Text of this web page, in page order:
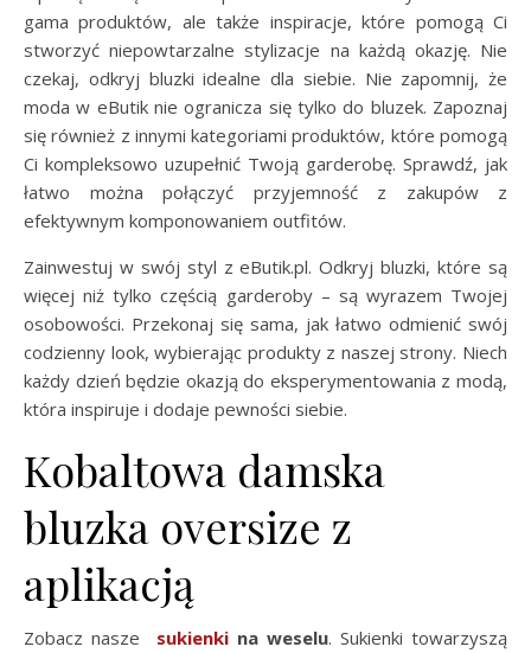
gama produktów, ale także inspiracje, które pomogą Ci
stworzyć niepowtarzalne stylizacje na każdą okazję. Nie
czekaj, odkryj bluzki idealne dla siebie. Nie zapomnij, że
moda w eButik nie ogranicza się tylko do bluzek. Zapoznaj
się również z innymi kategoriami produktów, które pomogą
Ci kompleksowo uzupełnić Twoją garderobę. Sprawdź, jak
łatwo można połączyć przyjemność z zakupów z
efektywnym komponowaniem outfitów.
Zainwestuj w swój styl z eButik.pl. Odkryj bluzki, które są
więcej niż tylko częścią garderoby – są wyrazem Twojej
osobowości. Przekonaj się sama, jak łatwo odmienić swój
codzienny look, wybierając produkty z naszej strony. Niech
każdy dzień będzie okazją do eksperymentowania z modą,
która inspiruje i dodaje pewności siebie.
Kobaltowa damska
bluzka oversize z
aplikacją
Zobacz nasze sukienki na weselu. Sukienki towarzyszą